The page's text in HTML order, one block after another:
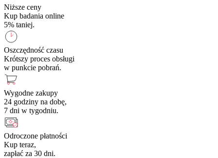
Niższe ceny
Kup badania online
5% taniej.
Oszczędność czasu
Krótszy proces obsługi
w punkcie pobrań.
Wygodne zakupy
24 godziny na dobę,
7 dni w tygodniu.
Odroczone płatności
Kup teraz,
zapłać za 30 dni.